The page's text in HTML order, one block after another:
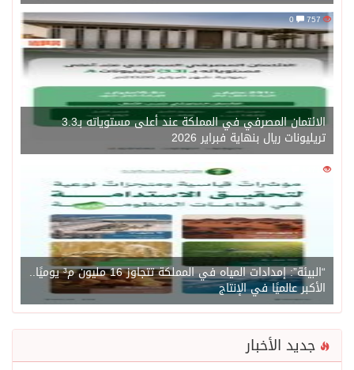
757
0
الائتمان المصرفي في المملكة عند أعلى مستوياته بـ3.3
تريليونات ريال بنهاية فبراير 2026
1471
“البيئة”: إمدادات المياه في المملكة تتجاوز 16 مليون م³ يوميًا..
الأكبر عالميًا في الإنتاج
جديد الأخبار